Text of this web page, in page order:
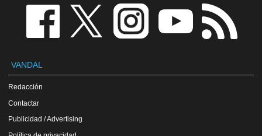
VANDAL
Redacción
Contactar
Publicidad / Advertising